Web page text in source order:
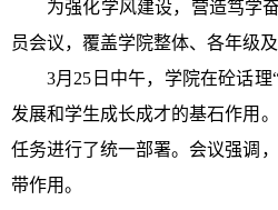
为强化学风建设，营造笃学
员会议，覆盖学院整体、各年级
3月25日中午，学院在砼话
发展和学生成长成才的基石作用
任务进行了统一部署。会议强调
带作用。